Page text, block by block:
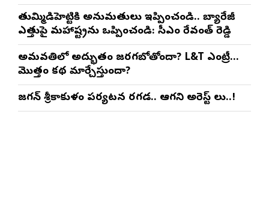
తుమ్మిడిహెట్టికి అనుమ‌తులు ఇప్పించండి.. బ్యారేజీ
ఎత్తుపై మ‌హారాష్ట్రను ఒప్పించండి: సీఎం రేవంత్ రెడ్డి
అమరావతిలో అద్భుతం జరగబోతోందా? L&T ఎంట్రీ…
మొత్తం కథ మార్చేస్తుందా?
జగన్ శ్రీకాకుళం పర్యటన రగడ.. ఆగని అరెస్ట్ లు..!